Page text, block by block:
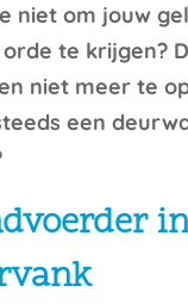
niet om jouw
te krijgen?
niet meer te
een
in